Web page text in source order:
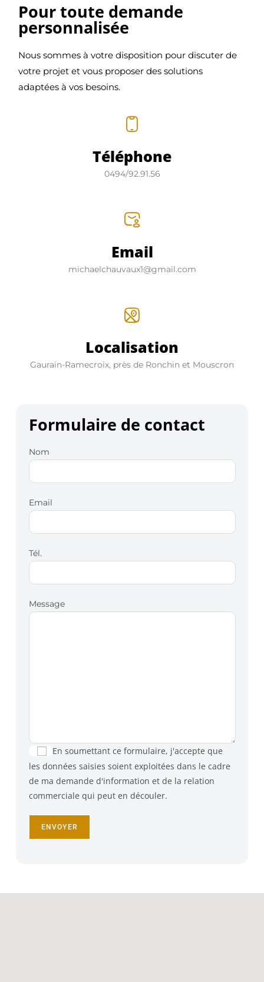
Pour toute demande
personnalisée
Nous sommes à votre disposition pour discuter de
votre projet et vous proposer des solutions
adaptées à vos besoins.
Téléphone
0494/92.91.56
Email
michaelchauvaux1@gmail.com
Localisation
Gaurain-Ramecroix, près de Ronchin et Mouscron
Formulaire de contact
Nom
Email
Tél.
Message
En soumettant ce formulaire, j'accepte que
les données saisies soient exploitées dans le cadre
de ma demande d'information et de la relation
commerciale qui peut en découler.